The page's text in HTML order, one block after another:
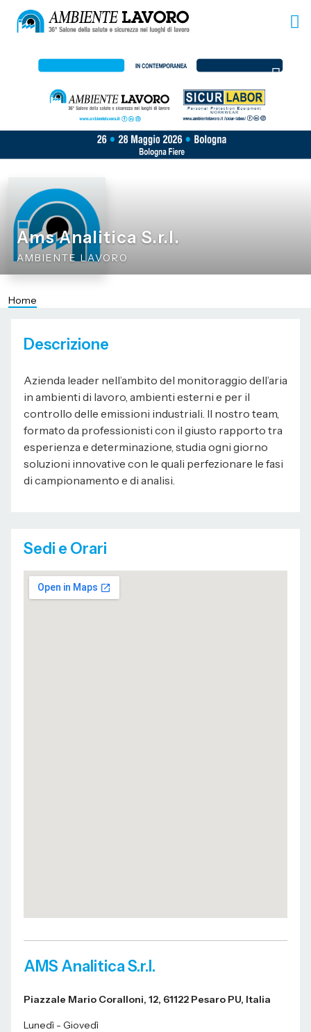
Ams Analitica S.r.l.
AMBIENTE LAVORO
Home
Descrizione
Azienda leader nell’ambito del monitoraggio dell’aria
in ambienti di lavoro, ambienti esterni e per il
controllo delle emissioni industriali. Il nostro team,
formato da professionisti con il giusto rapporto tra
esperienza e determinazione, studia ogni giorno
soluzioni innovative con le quali perfezionare le fasi
di campionamento e di analisi.
Sedi e Orari
AMS Analitica S.r.l.
Piazzale Mario Coralloni, 12, 61122 Pesaro PU, Italia
Lunedì - Giovedì